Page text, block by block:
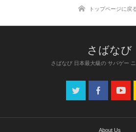
トップページに戻
さばなび 日本最大級の サバゲー
About Us